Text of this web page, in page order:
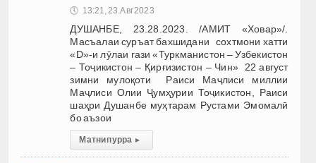
🕔 13:21, 23.Авг 2023
ДУШАНБЕ, 23.28.2023. /АМИТ «Ховар»/.
Масъалаи суръат бахшидани сохтмони хатти
«D»-и лӯлаи гази «Туркманистон – Узбекистон
– Тоҷикистон – Қирғизистон – Чин» 22 август
зимни мулоқоти Раиси Маҷлиси миллии
Маҷлиси Олии Ҷумҳурии Тоҷикистон, Раиси
шаҳри Душанбе муҳтарам Рустами Эмомалӣ
бо аъзои
Матни пурра ▸